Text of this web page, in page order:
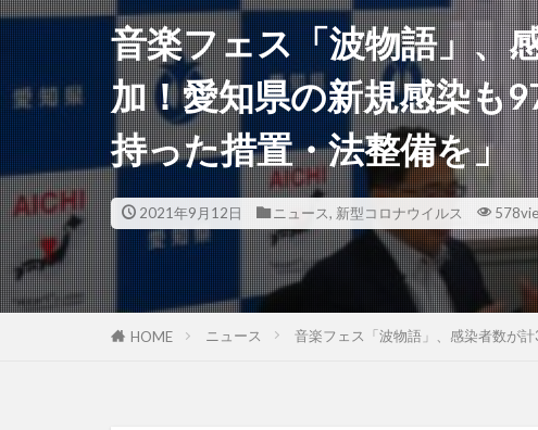
音楽フェス「波物語」、
加！愛知県の新規感染も
持った措置・法整備を」
2021年9月12日 ニュース, 新型コロナウイルス
HOME ニュース 音楽フェス「波物語」、感染者数が